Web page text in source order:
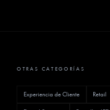
OTRAS CATEGORÍAS
Experiencia de Cliente Retail